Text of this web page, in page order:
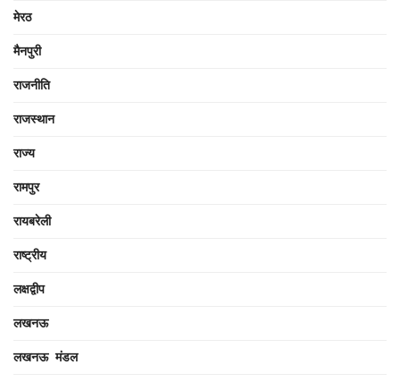
मेरठ
मैनपुरी
राजनीति
राजस्थान
राज्य
रामपुर
रायबरेली
राष्ट्रीय
लक्षद्वीप
लखनऊ
लखनऊ मंडल